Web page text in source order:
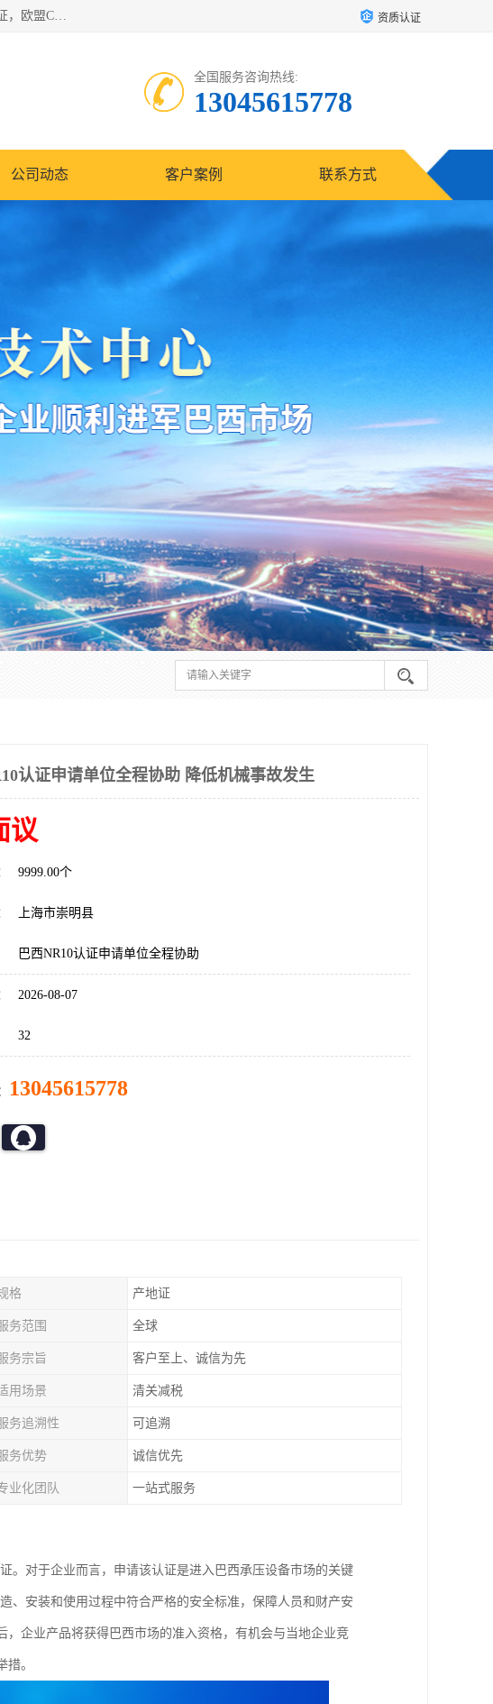
*是一家的测试、评估、检查与认机构，主要从事巴西NR10认证、NR12认证、NR13认证；ANATEL认证、INMTRO认证，欧盟CE认证：MD认证，PED认证，MID认证，ATEX认证，德国蓝色天使认证。 资质认证
全国服务咨询热线:
13045615778
公司动态 客户案例 联系方式
认证申请单位全程协助 降低机械事故发生
议
9999.00个
上海市崇明县
巴西NR10认证申请单位全程协助
2026-08-07
32
13045615778
格 产地证
务范围 全球
务宗旨 客户至上、诚信为先
用场景 清关减税
务追溯性 可追溯
务优势 诚信优先
业化团队 一站式服务
。对于企业而言，申请该认证是进入巴西承压设备市场的关键
、安装和使用过程中符合严格的安全标准，保障人员和财产安
企业产品将获得巴西市场的准入资格，有机会与当地企业竞
。